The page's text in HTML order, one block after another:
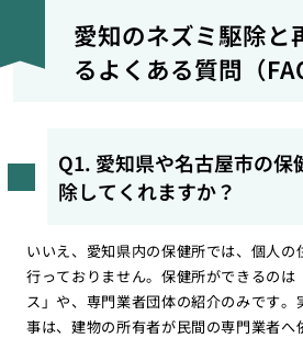
愛知のネズミ駆除と
るよくある質問（
Q1. 愛知県や名古屋市の保
除してくれますか？
いいえ、愛知県内の保健所では、個人
行っておりません。保健所ができるのは
ス」や、専門業者団体の紹介のみです
事は、建物の所有者が民間の専門業者へ